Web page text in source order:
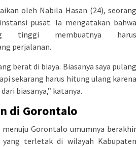
oleh Nabila Hasan (24), seorang
pusat. Ia mengatakan bahwa
tinggi membuatnya harus
perjalanan.
berat di biaya. Biasanya saya pulang
sekarang harus hitung ulang karena
biasanya,” katanya.
di Gorontalo
Gorontalo umumnya berakhir
yang terletak di wilayah Kabupaten